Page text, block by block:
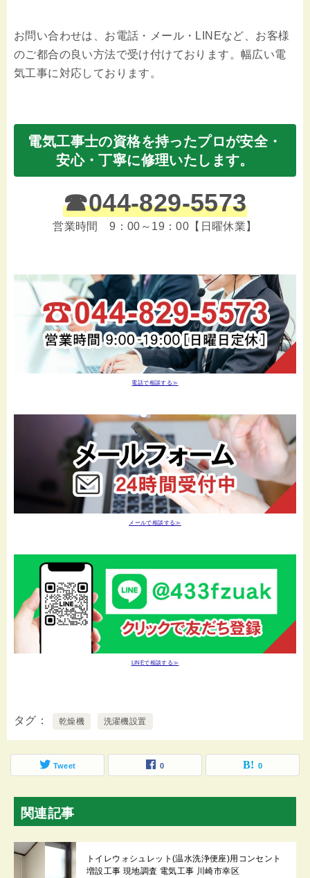
お問い合わせは、お電話・メール・LINEなど、お客様
のご都合の良い方法で受け付けております。幅広い電
気工事に対応しております。
電気工事士の資格を持ったプロが安全・
安心・丁寧に修理いたします。
☎044-829-5573
営業時間 9：00～19：00【日曜休業】
電話で相談する≫
メールで相談する≫
LINEで相談する≫
タグ 乾燥機 洗濯機設置
Tweet 0 0
関連記事
トイレウォシュレット(温水洗浄便座)用コンセント
増設工事 現地調査 電気工事 川崎市幸区